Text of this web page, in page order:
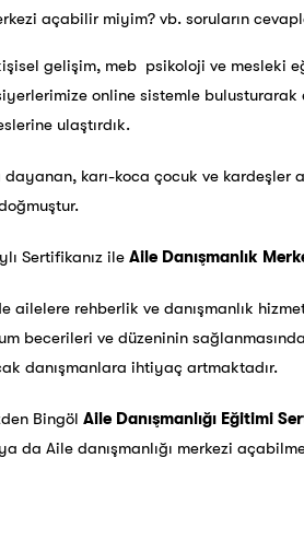
açabilir miyim? vb. soruların
gelişim, meb psikoloji ve mesleki
online sistemle
ulaştırdık.
dayanan, karı-koca çocuk ve
Sertifikanız ile Aile Danışmanlık
ailelere rehberlik ve danışmanlık
becerileri ve düzeninin
danışmanlara ihtiyaç artmaktadır.
Bingöl Aile Danışmanlığı Eğitimi
da Aile danışmanlığı merkezi